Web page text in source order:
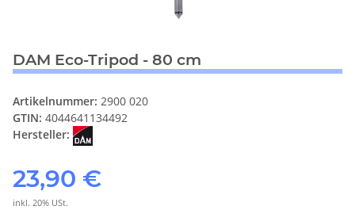
DAM Eco-Tripod - 80 cm
Artikelnummer: 2900 020
GTIN: 4044641134492
Hersteller:
23,90 €
inkl. 20% USt.